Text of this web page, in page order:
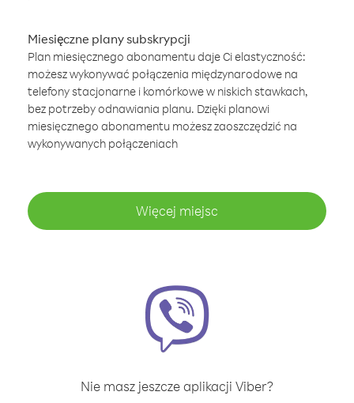
Miesięczne plany subskrypcji
Plan miesięcznego abonamentu daje Ci elastyczność:
możesz wykonywać połączenia międzynarodowe na
telefony stacjonarne i komórkowe w niskich stawkach,
bez potrzeby odnawiania planu. Dzięki planowi
miesięcznego abonamentu możesz zaoszczędzić na
wykonywanych połączeniach
Więcej miejsc
Nie masz jeszcze aplikacji Viber?